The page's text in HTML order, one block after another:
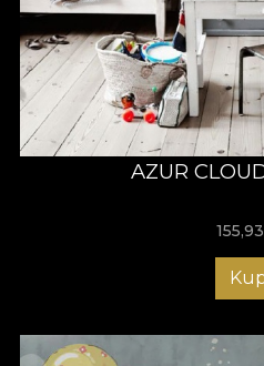
AZUR
155,93